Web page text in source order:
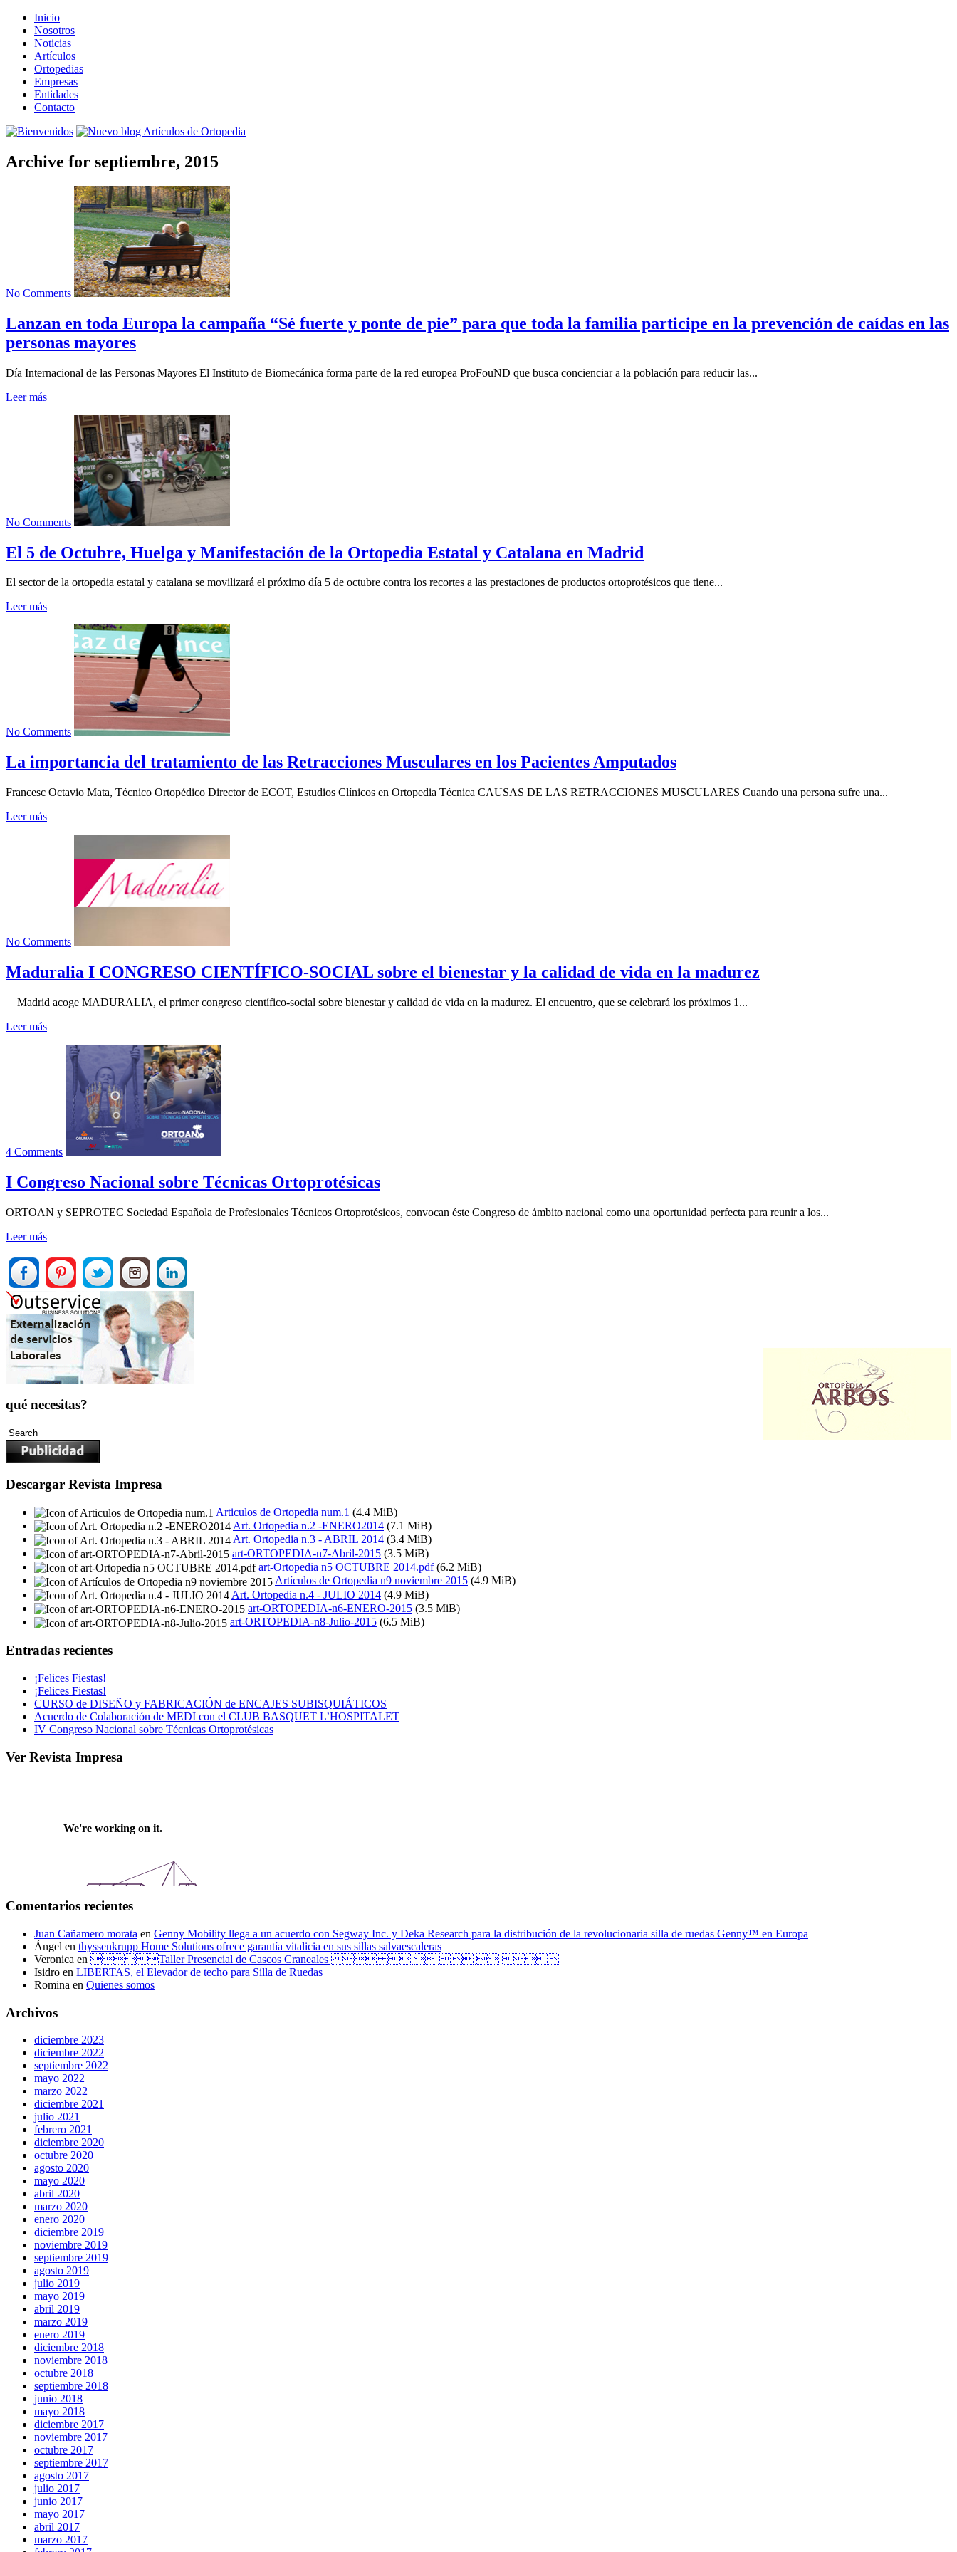
Inicio
Nosotros
Noticias
Artículos
Ortopedias
Empresas
Entidades
Contacto
Archive for septiembre, 2015
No Comments
Lanzan en toda Europa la campaña “Sé fuerte y ponte de pie” para que toda la familia participe en la prevención de caídas en las
personas mayores
Día Internacional de las Personas Mayores El Instituto de Biomecánica forma parte de la red europea ProFouND que busca concienciar a la población para reducir las...
Leer más
No Comments
El 5 de Octubre, Huelga y Manifestación de la Ortopedia Estatal y Catalana en Madrid
El sector de la ortopedia estatal y catalana se movilizará el próximo día 5 de octubre contra los recortes a las prestaciones de productos ortoprotésicos que tiene...
Leer más
No Comments
La importancia del tratamiento de las Retracciones Musculares en los Pacientes Amputados
Francesc Octavio Mata, Técnico Ortopédico Director de ECOT, Estudios Clínicos en Ortopedia Técnica CAUSAS DE LAS RETRACCIONES MUSCULARES Cuando una persona sufre una...
Leer más
No Comments
Maduralia I CONGRESO CIENTÍFICO-SOCIAL sobre el bienestar y la calidad de vida en la madurez
Madrid acoge MADURALIA, el primer congreso científico-social sobre bienestar y calidad de vida en la madurez. El encuentro, que se celebrará los próximos 1...
Leer más
4 Comments
I Congreso Nacional sobre Técnicas Ortoprotésicas
ORTOAN y SEPROTEC Sociedad Española de Profesionales Técnicos Ortoprotésicos, convocan éste Congreso de ámbito nacional como una oportunidad perfecta para reunir a los...
Leer más
qué necesitas?
Descargar Revista Impresa
Articulos de Ortopedia num.1 (4.4 MiB)
Art. Ortopedia n.2 -ENERO2014 (7.1 MiB)
Art. Ortopedia n.3 - ABRIL 2014 (3.4 MiB)
art-ORTOPEDIA-n7-Abril-2015 (3.5 MiB)
art-Ortopedia n5 OCTUBRE 2014.pdf(6.2 MiB)
Artículos de Ortopedia n9 noviembre 2015 (4.9 MiB)
Art. Ortopedia n.4 - JULIO 2014 (4.9 MiB)
art-ORTOPEDIA-n6-ENERO-2015 (3.5 MiB)
art-ORTOPEDIA-n8-Julio-2015 (6.5 MiB)
Entradas recientes
¡Felices Fiestas!
¡Felices Fiestas!
CURSO de DISEÑO y FABRICACIÓN de ENCAJES SUBISQUIÁTICOS
Acuerdo de Colaboración de MEDI con el CLUB BASQUET L’HOSPITALET
IV Congreso Nacional sobre Técnicas Ortoprotésicas
Ver Revista Impresa
Comentarios recientes
Juan Cañamero morata en Genny Mobility llega a un acuerdo con Segway Inc. y Deka Research para la distribución de la revolucionaria silla de ruedas Genny™ en Europa
Ángel en thyssenkrupp Home Solutions ofrece garantía vitalicia en sus sillas salvaescaleras
Veronica en Taller Presencial de Cascos Craneales      
Isidro en LIBERTAS, el Elevador de techo para Silla de Ruedas
Romina en Quienes somos
Archivos
diciembre 2023
diciembre 2022
septiembre 2022
mayo 2022
marzo 2022
diciembre 2021
julio 2021
febrero 2021
diciembre 2020
octubre 2020
agosto 2020
mayo 2020
abril 2020
marzo 2020
enero 2020
diciembre 2019
noviembre 2019
septiembre 2019
agosto 2019
julio 2019
mayo 2019
abril 2019
marzo 2019
enero 2019
diciembre 2018
noviembre 2018
octubre 2018
septiembre 2018
junio 2018
mayo 2018
diciembre 2017
noviembre 2017
octubre 2017
septiembre 2017
agosto 2017
julio 2017
junio 2017
mayo 2017
abril 2017
marzo 2017